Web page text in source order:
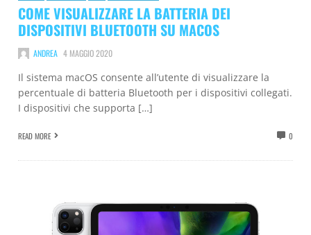
COME VISUALIZZARE LA BATTERIA DEI
DISPOSITIVI BLUETOOTH SU MACOS
ANDREA 4 MAGGIO 2020
Il sistema macOS consente all’utente di visualizzare la
percentuale di batteria Bluetooth per i dispositivi collegati.
I dispositivi che supporta […]
READ MORE 0